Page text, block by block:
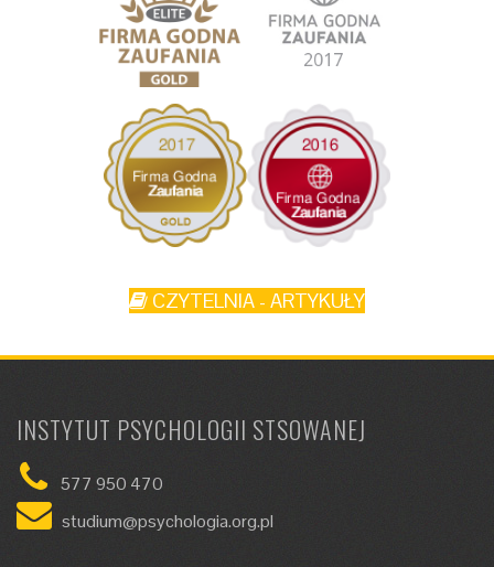
CZYTELNIA - ARTYKUŁY
INSTYTUT PSYCHOLOGII STSOWANEJ
577 950 470
studium@psychologia.org.pl